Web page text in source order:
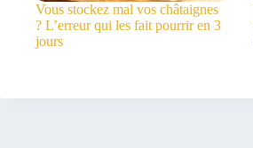
Vous stockez mal vos châtaignes
? L’erreur qui les fait pourrir en 3
jours